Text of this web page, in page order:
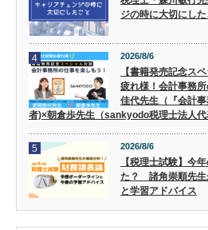
ジの時に大切にした
4 2026/8/6
【書籍発売記念ス
疲れ様！会計事務
佳代先生（『会計
者)×朝倉歩先生（sankyodo税理士法人代
5 2026/8/6
【税理士試験】今
た？ 諸角崇順先生
と学習アドバイス